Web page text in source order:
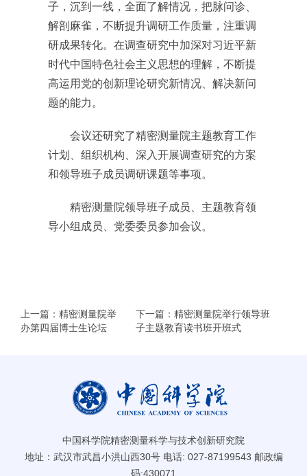
子，沉到一线，全面了解情况，把脉问诊、
解剖麻雀，不断提升调研工作质量，注重调
研成果转化。在调查研究中加深对习近平新
时代中国特色社会主义思想的理解，不断提
高运用党的创新理论研究新情况、解决新问
题的能力。
会议还研究了精密测量院主题教育工作
计划、组织机构、深入开展调查研究的方案
和领导班子成员调研课题等事项。
精密测量院领导班子成员、主题教育领
导小组成员、党委委员参加会议。
上一篇：精密测量院举
办第四届博士生论坛
下一篇：精密测量院举行领导班
子主题教育读书班开班式
中国科学院精密测量科学与技术创新研究院
地址：武汉市武昌小洪山西30号 电话: 027-87199543 邮政编
码:430071